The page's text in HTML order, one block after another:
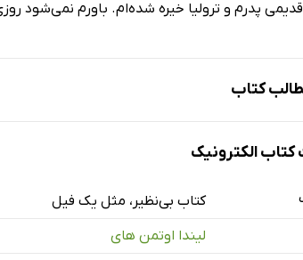
پدرم و ترولیا خیره شده‌ام. باورم نمی‌شود
کتاب
می‌داند چگونه از آدم‌ها مراقبت کند
الکترونیک
کتاب بی‌‌نظیر، مثل یک فیل
لیندا اوتمن ھای